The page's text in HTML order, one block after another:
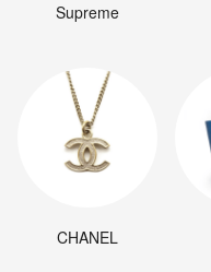
Supreme
CHANEL